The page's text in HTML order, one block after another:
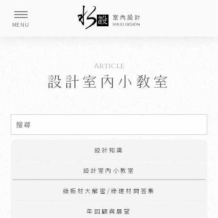
設計室內小教室
設計知識
設計室內小教室
級板材大解密/綠建材問答集
年回顧與展望